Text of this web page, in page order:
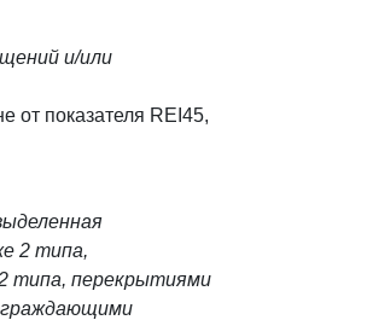
и/или
от показателя REI45,
2 типа,
типа, перекрытиями